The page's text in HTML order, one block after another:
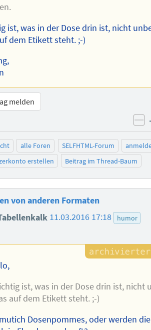
ist, was in der Dose drin ist, nicht
dem Etikett steht. ;-)
melden
alle Foren SELFHTML-Forum
erstellen
Beitrag im Thread-Baum
von anderen Formaten
11.03.2016 17:18 humor
ist, was in der Dose drin ist, nicht
auf dem Etikett steht. ;-)
Dosenpommes, oder werden